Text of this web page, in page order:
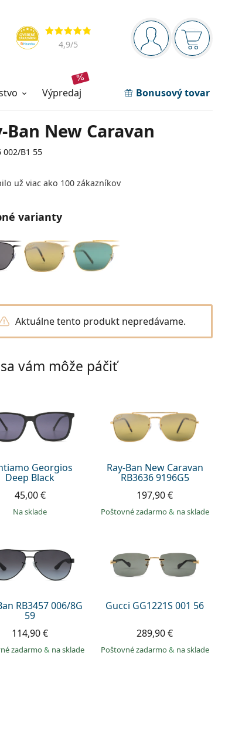
Navigačný panel
ste prihláseníNákupný
Hodnotenia
4,9/5
výpredaj Bonusový tovar
Ban New Caravan
002/B1 55
už viac ako 100 zákazníkov
varianty
Aktuálne tento produkt nepredávame.
vám môže páčiť
Georgios
Deep Black
45,00 €
na sklade
Ray-Ban New Caravan
RB3636 9196G5
197,90 €
Poštovné zadarmo& na sklade
RB3457 006/8G
59
114,90 €
zadarmo& na sklade
Gucci GG1221S 001 56
289,90 €
Poštovné zadarmo& na sklade